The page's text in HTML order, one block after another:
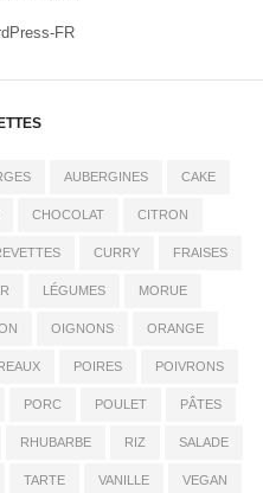
FR
AUBERGINES CAKE
CHOCOLAT CITRON
CURRY FRAISES
LÉGUMES MORUE
OIGNONS ORANGE
POIRES POIVRONS
PORC POULET PÂTES
RHUBARBE RIZ SALADE
TARTE VANILLE VEGAN